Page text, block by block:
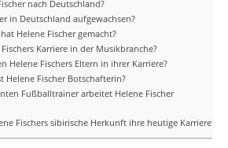
nach Deutschland?
in Deutschland aufgewachsen?
Helene Fischer gemacht?
Karriere in der Musikbranche?
Helene Fischers Eltern in ihrer Karriere?
Helene Fischer Botschafterin?
Fußballtrainer arbeitet Helene Fischer
Fischers sibirische Herkunft ihre heutige Karriere?